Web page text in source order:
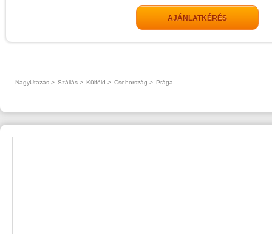
AJÁNLATKÉRÉS
NagyUtazás > Szállás > Külföld > Csehország > Prága